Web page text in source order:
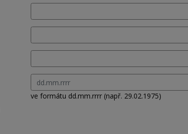
ve formátu dd.mm.rrrr (např. 29.02.1975)